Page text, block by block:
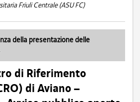
Friuli Centrale (ASU FC)
della presentazione delle
di Riferimento
di Aviano –